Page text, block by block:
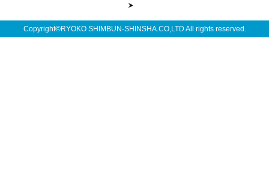
Copyright©RYOKO SHIMBUN-SHINSHA.CO,LTD All rights reserved.